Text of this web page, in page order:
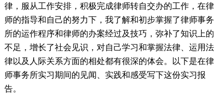
律，服从工作安排，积极完成律师转自交办的工作，在律
师的指导和自己的努力下，我了解和初步掌握了律师事务
所的运作程序和律师的办案经过及技巧，弥补了知识上的
不足，增长了社会见识，对自己学习和掌握法律、运用法
律以及人际关系方面的相处都有很深的体会。以下是在律
师事务所实习期间的见闻、实践和感受写下这份实习报
告。